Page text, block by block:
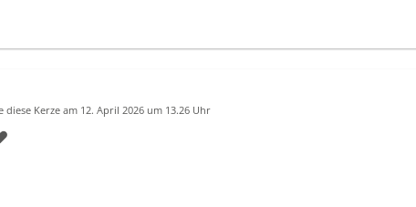
diese Kerze am 12. April 2026 um 13.26 Uhr